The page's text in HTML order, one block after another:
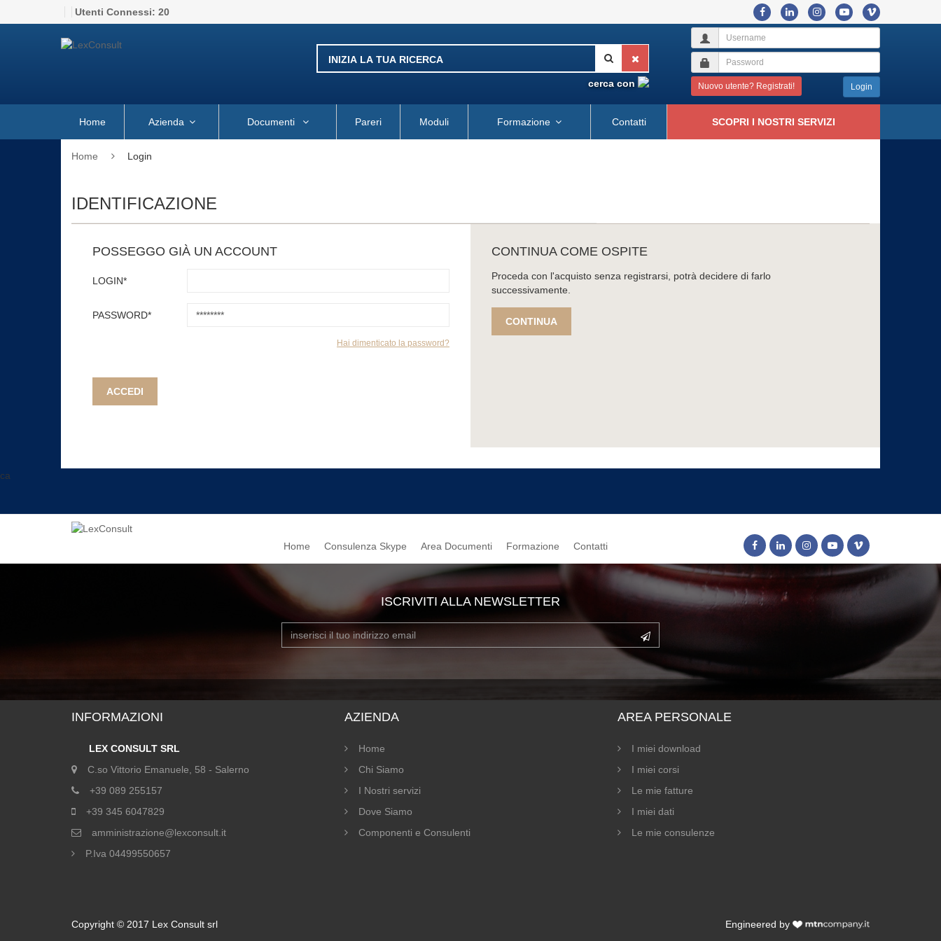
Utenti Connessi: 20
cerca con Nuovo utente? Registrati! Login
Home Azienda Documenti Pareri Moduli Formazione Contatti SCOPRI I NOSTRI SERVIZI
Home Login
IDENTIFICAZIONE
POSSEGGO GIÀ UN ACCOUNT
LOGIN*
PASSWORD*
Hai dimenticato la password?
ACCEDI
CONTINUA COME OSPITE
Proceda con l'acquisto senza registrarsi, potrà decidere di farlo
successivamente.
CONTINUA
ca
Home Consulenza Skype Area Documenti Formazione Contatti
ISCRIVITI ALLA NEWSLETTER
INFORMAZIONI
LEX CONSULT SRL
C.so Vittorio Emanuele, 58 - Salerno
+39 089 255157
+39 345 6047829
amministrazione@lexconsult.it
P.Iva 04499550657
AZIENDA
Home
Chi Siamo
I Nostri servizi
Dove Siamo
Componenti e Consulenti
AREA PERSONALE
I miei download
I miei corsi
Le mie fatture
I miei dati
Le mie consulenze
Copyright © 2017 Lex Consult srl Engineered by